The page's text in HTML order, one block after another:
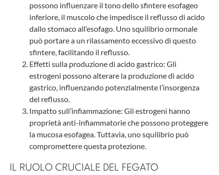
possono influenzare il tono dello sfintere esofageo
inferiore, il muscolo che impedisce il reflusso di acido
dallo stomaco all’esofago. Uno squilibrio ormonale
può portare a un rilassamento eccessivo di questo
sfintere, facilitando il reflusso.
Effetti sulla produzione di acido gastrico: Gli
estrogeni possono alterare la produzione di acido
gastrico, influenzando potenzialmente l’insorgenza
del reflusso.
Impatto sull’infiammazione: Gli estrogeni hanno
proprietà anti-infiammatorie che possono proteggere
la mucosa esofagea. Tuttavia, uno squilibrio può
compromettere questa protezione.
IL RUOLO CRUCIALE DEL FEGATO